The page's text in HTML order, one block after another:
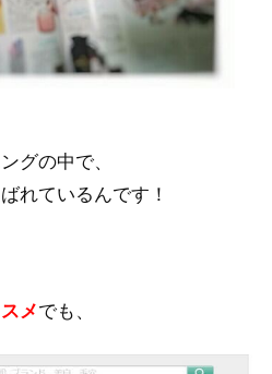
グの中で、
れているんです！
メでも、